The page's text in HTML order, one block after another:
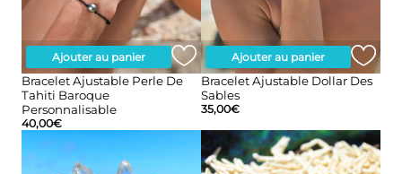
Ajouter au panier
Bracelet Ajustable Perle De
Tahiti Baroque
Personnalisable
40,00€
Ajouter au panier
Bracelet Ajustable Dollar Des
Sables
35,00€